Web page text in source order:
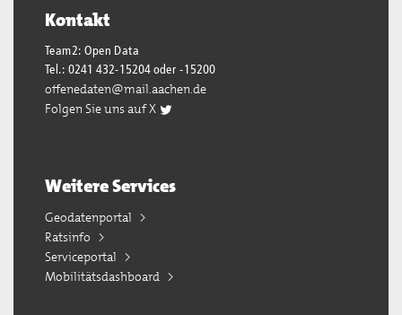
Kontakt
Team2: Open Data
Tel.: 0241 432-15204 oder -15200
offenedaten@mail.aachen.de
Folgen Sie uns auf X
Weitere Services
Geodatenportal
Ratsinfo
Serviceportal
Mobilitätsdashboard